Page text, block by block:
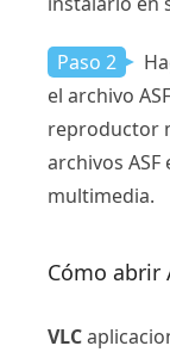
Paso 2
el archivo
reproductor
archivos
multimedia.
Cómo abrir
VLC